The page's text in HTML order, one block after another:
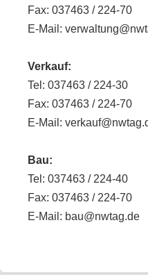
Fax: 037463 / 224-70
E-Mail:
Verkauf:
Tel: 037463 / 224-30
Fax: 037463 / 224-70
E-Mail:
Bau:
Tel: 037463 / 224-40
Fax: 037463 / 224-70
E-Mail: bau@nwtag.de